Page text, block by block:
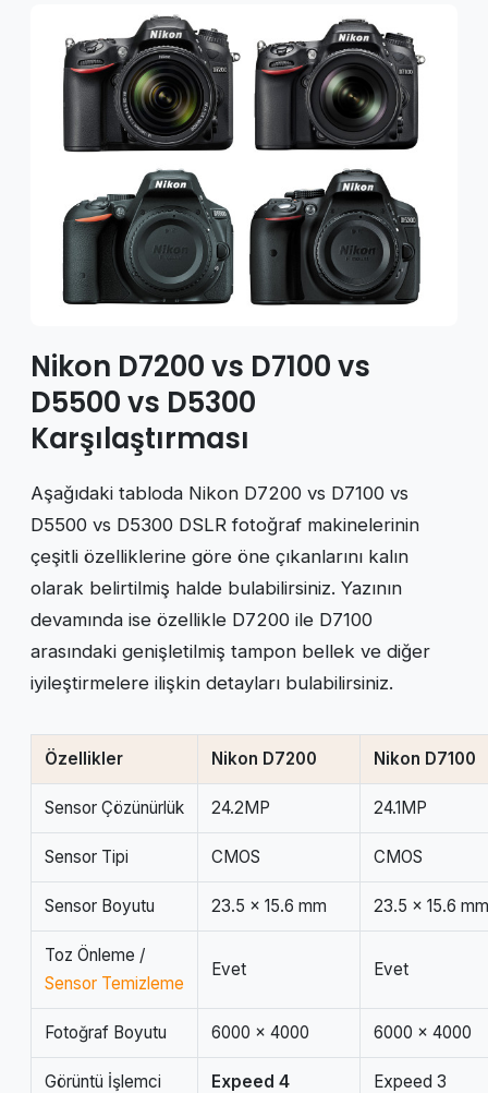
Nikon D7200 vs D7100 vs
D5500 vs D5300
Karşılaştırması
Aşağıdaki tabloda Nikon D7200 vs D7100 vs
D5500 vs D5300 DSLR fotoğraf makinelerinin
çeşitli özelliklerine göre öne çıkanlarını kalın
olarak belirtilmiş halde bulabilirsiniz. Yazının
devamında ise özellikle D7200 ile D7100
arasındaki genişletilmiş tampon bellek ve diğer
iyileştirmelere ilişkin detayları bulabilirsiniz.
Özellikler Nikon D7200 Nikon D7100
Sensor Çözünürlük 24.2MP 24.1MP
Sensor Tipi CMOS CMOS
Sensor Boyutu 23.5 x 15.6 mm 23.5 x 15.6 mm
Toz Önleme /
Sensor Temizleme
Evet Evet
Fotoğraf Boyutu 6000 x 4000 6000 x 4000
Görüntü İşlemci Expeed 4 Expeed 3